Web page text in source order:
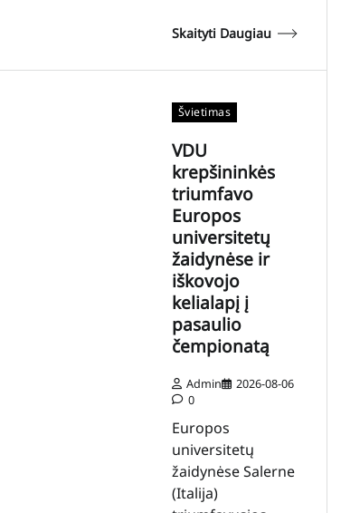
Skaityti Daugiau
Švietimas
VDU
krepšininkės
triumfavo
Europos
universitetų
žaidynėse ir
iškovojo
kelialapį į
pasaulio
čempionatą
Admin
2026-08-06
0
Europos
universitetų
žaidynėse Salerne
(Italija)